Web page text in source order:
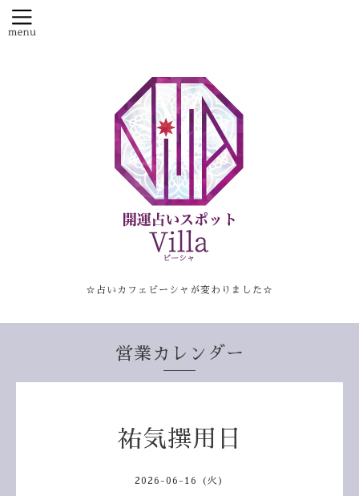
☆占いカフェビーシャが変わりました☆
営業カレンダー
祐気撰用日
2026-06-16 (火)